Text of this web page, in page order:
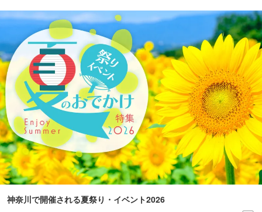
神奈川で開催される夏祭り・イベント2026